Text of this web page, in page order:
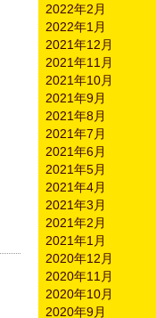
2022年2月
2022年1月
2021年12月
2021年11月
2021年10月
2021年9月
2021年8月
2021年7月
2021年6月
2021年5月
2021年4月
2021年3月
2021年2月
2021年1月
2020年12月
2020年11月
2020年10月
2020年9月